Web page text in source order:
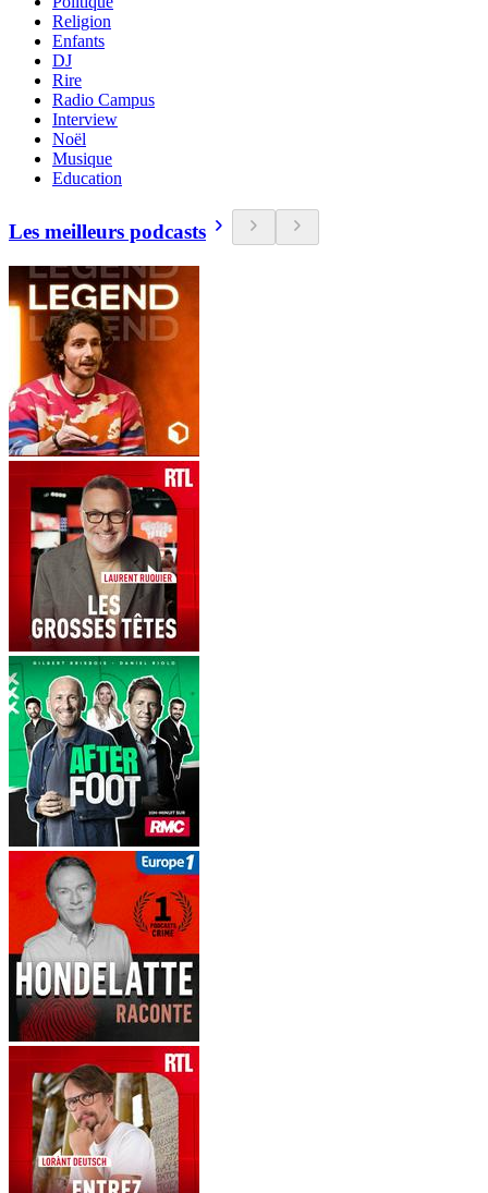
Religion
Enfants
DJ
Rire
Radio Campus
Interview
Noël
Musique
Education
Les meilleurs podcasts